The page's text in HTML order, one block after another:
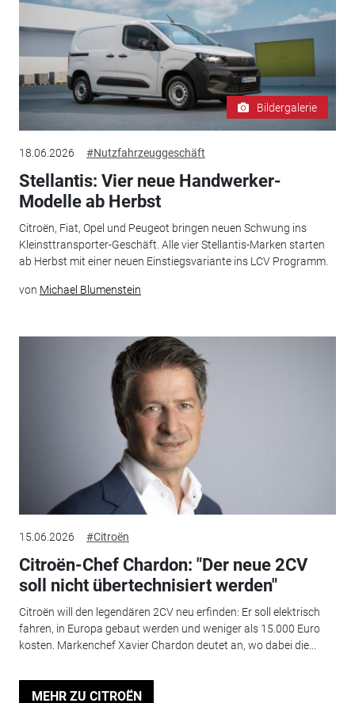
Bildergalerie
18.06.2026 #Nutzfahrzeuggeschäft
Stellantis: Vier neue Handwerker-
Modelle ab Herbst
Citroën, Fiat, Opel und Peugeot bringen neuen Schwung ins
Kleinsttransporter-Geschäft. Alle vier Stellantis-Marken starten
ab Herbst mit einer neuen Einstiegsvariante ins LCV Programm.
von Michael Blumenstein
15.06.2026 #Citroën
Citroën-Chef Chardon: "Der neue 2CV
soll nicht übertechnisiert werden"
Citroën will den legendären 2CV neu erfinden: Er soll elektrisch
fahren, in Europa gebaut werden und weniger als 15.000 Euro
kosten. Markenchef Xavier Chardon deutet an, wo dabei die...
MEHR ZU CITROËN